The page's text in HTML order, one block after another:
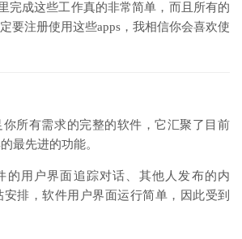
完成这些工作真的非常简单，而且所有的
要注册使用这些apps，我相信你会喜欢使
所有需求的完整的软件，它汇聚了目前
最先进的功能。
的用户界面追踪对话、其他人发布的内
排，软件用户界面运行简单，因此受到